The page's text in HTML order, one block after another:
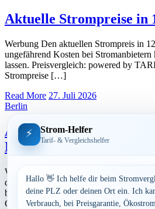
Aktuelle Strompreise in
Werbung Den aktuellen Strompreis in
ungefährend Kosten bei Stromanbietern
lassen. Preisvergleich: powered by
Strompreise […]
Read More 27. Juli 2026
Berlin
Aktuelle Strompreise in
Neukölln
Werbung Den aktuellen Strompreis in
die ungefährend Kosten bei
berechnen lassen. Preisvergleich:
GmbH Die […]
⚡ Strom-Helfer
Tarif- & Vergleichshelfer
Hallo 👋 Ich helfe dir beim
deine PLZ oder deinen Ort ein. Ich
Verbrauch, bei Preisgarantie,